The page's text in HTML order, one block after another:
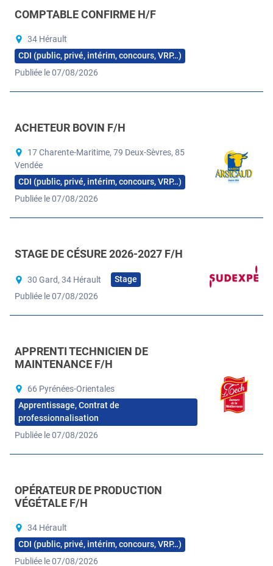
COMPTABLE CONFIRME H/F
34 Hérault
CDI (public, privé, intérim, concours, VRP…)
Publiée le 07/08/2026
ACHETEUR BOVIN F/H
17 Charente-Maritime, 79 Deux-Sèvres, 85
Vendée
CDI (public, privé, intérim, concours, VRP…)
Publiée le 07/08/2026
STAGE DE CÉSURE 2026-2027 F/H
30 Gard, 34 Hérault
Stage
Publiée le 07/08/2026
APPRENTI TECHNICIEN DE
MAINTENANCE F/H
66 Pyrénées-Orientales
Apprentissage, Contrat de
professionnalisation
Publiée le 07/08/2026
OPÉRATEUR DE PRODUCTION
VÉGÉTALE F/H
34 Hérault
CDI (public, privé, intérim, concours, VRP…)
Publiée le 07/08/2026